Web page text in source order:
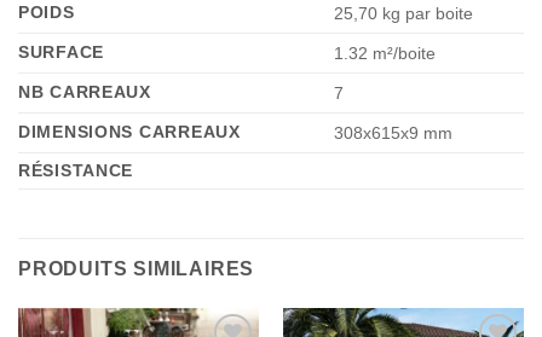
POIDS
25,70 kg par boite
SURFACE
1.32 m²/boite
NB CARREAUX
7
DIMENSIONS CARREAUX
308x615x9 mm
RÉSISTANCE
PRODUITS SIMILAIRES